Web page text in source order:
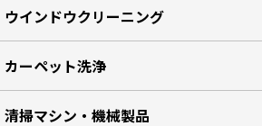
ウインドウクリーニング
カーペット洗浄
清掃マシン・機械製品